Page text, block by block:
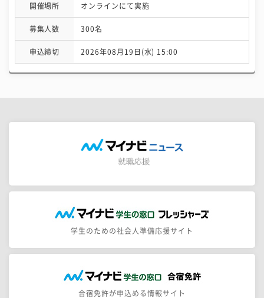
開催場所 オンラインにて実施
募集人数 300名
申込締切 2026年08月19日(水) 15:00
学生のための社会人準備応援サイト
合宿免許が申込める情報サイト